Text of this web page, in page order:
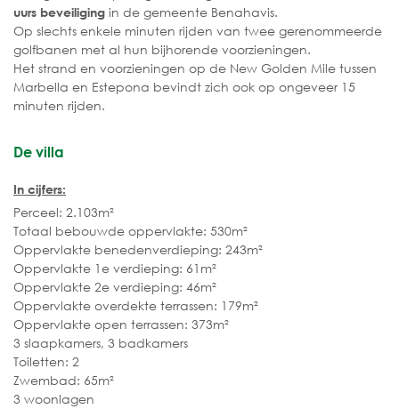
uurs beveiliging in de gemeente Benahavis.
Op slechts enkele minuten rijden van twee gerenommeerde
golfbanen met al hun bijhorende voorzieningen.
Het strand en voorzieningen op de New Golden Mile tussen
Marbella en Estepona bevindt zich ook op ongeveer 15
minuten rijden.
De villa
In cijfers:
Perceel: 2.103m²
Totaal bebouwde oppervlakte: 530m²
Oppervlakte benedenverdieping: 243m²
Oppervlakte 1e verdieping: 61m²
Oppervlakte 2e verdieping: 46m²
Oppervlakte overdekte terrassen: 179m²
Oppervlakte open terrassen: 373m²
3 slaapkamers, 3 badkamers
Toiletten: 2
Zwembad: 65m²
3 woonlagen